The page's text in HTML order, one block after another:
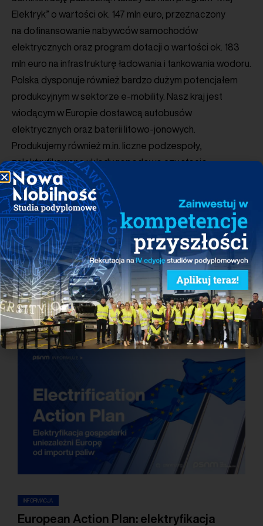
Elektryk” o wartości ok. 147 mln euro, przeznaczony
na dofinansowanie nabywców samochodów
elektrycznych oraz program dotacji o wartości ok. 183
mln euro na infrastrukturę ładowania i tankowania wodoru.
Polska dysponuje również bardzo dużym potencjałem
produkcyjnym w sektorze e-mobility. Nasz kraj jest
wiodącym w Europie dostawcą autobusów
elektrycznych oraz baterii litowo-jonowych.
Produkujemy również m.in. liczne podzespoły,
zelektryfikowane układy napędowe czy stacje
ładowania. Polska napędza rynek elektromobilności,
ale może to robić efektywniej, dzięki zacieśnieniu
współpracy z holenderskimi liderami branży”.
Zobacz również pozostałe publikacje:Raporty PSPA
Zobacz również
INFORMACJA
European Action Plan: elektryfikacja